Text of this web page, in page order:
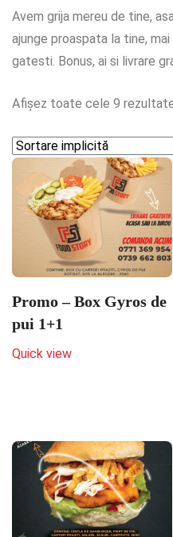
Avem grija mereu de tine,
ajunge proaspata la tine,
gatesti. Bonus, ai si livrare
Afișez toate cele 9
Promo – Box Gyros de
pui 1+1
Quick view